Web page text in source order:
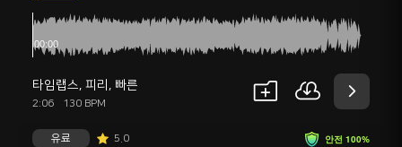
타임랩스, 피리 , 빠른
2:06 130 BPM
안전 100%
유료 5.0